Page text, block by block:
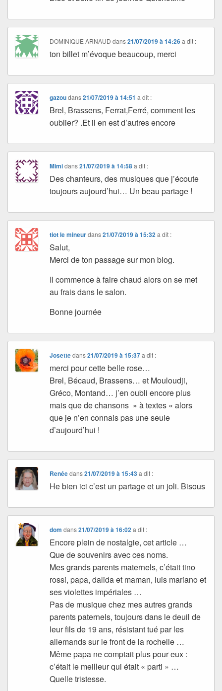
DOMINIQUE ARNAUD dans21/07/2019 à 14:26 a dit :
ton billet m’évoque beaucoup, merci
gazoudans21/07/2019 à 14:51 a dit :
Brel, Brassens, Ferrat,Ferré, comment les
oublier? .Et il en est d’autres encore
Mimidans21/07/2019 à 14:58 a dit :
Des chanteurs, des musiques que j’écoute
toujours aujourd’hui… Un beau partage !
tiot le mineurdans21/07/2019 à 15:32 a dit :
Salut,
Merci de ton passage sur mon blog.
Il commence à faire chaud alors on se met
au frais dans le salon.
Bonne journée
Josettedans21/07/2019 à 15:37 a dit :
merci pour cette belle rose…
Brel, Bécaud, Brassens… et Mouloudji,
Gréco, Montand… j’en oubli encore plus
mais que de chansons » à textes « alors
que je n’en connais pas une seule
d’aujourd’hui !
Renéedans21/07/2019 à 15:43 a dit :
He bien ici c’est un partage et un joli. Bisous
dom dans21/07/2019 à 16:02 a dit :
Encore plein de nostalgie, cet article …
Que de souvenirs avec ces noms.
Mes grands parents maternels, c’était tino
rossi, papa, dalida et maman, luis mariano et
ses violettes impériales …
Pas de musique chez mes autres grands
parents paternels, toujours dans le deuil de
leur fils de 19 ans, résistant tué par les
allemands sur le front de la rochelle …
Même papa ne comptait plus pour eux :
c’était le meilleur qui était « parti » …
Quelle tristesse.